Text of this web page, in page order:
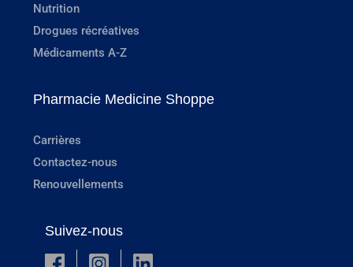
Nutrition
Drogues récréatives
Médicaments A-Z
Pharmacie Medicine Shoppe
Carrières
Contactez-nous
Renouvellements
Suivez-nous